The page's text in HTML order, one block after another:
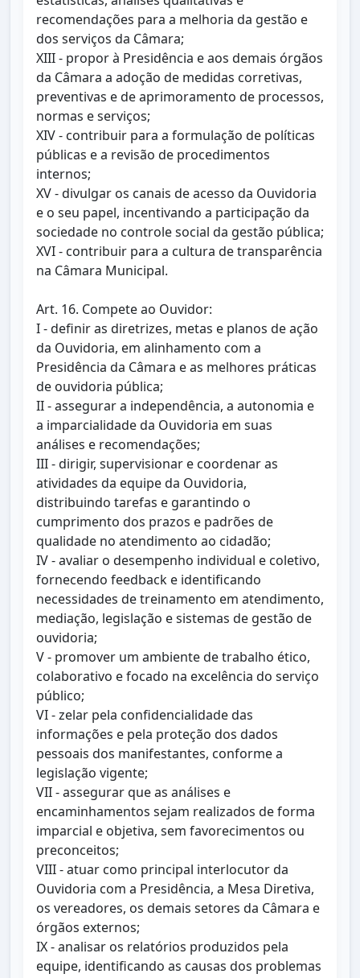
recomendações para a melhoria da gestão e
dos serviços da Câmara;
XIII - propor à Presidência e aos demais órgãos
da Câmara a adoção de medidas corretivas,
preventivas e de aprimoramento de processos,
normas e serviços;
XIV - contribuir para a formulação de políticas
públicas e a revisão de procedimentos
internos;
XV - divulgar os canais de acesso da Ouvidoria
e o seu papel, incentivando a participação da
sociedade no controle social da gestão pública;
XVI - contribuir para a cultura de transparência
na Câmara Municipal.
Art. 16. Compete ao Ouvidor:
I - definir as diretrizes, metas e planos de ação
da Ouvidoria, em alinhamento com a
Presidência da Câmara e as melhores práticas
de ouvidoria pública;
II - assegurar a independência, a autonomia e
a imparcialidade da Ouvidoria em suas
análises e recomendações;
III - dirigir, supervisionar e coordenar as
atividades da equipe da Ouvidoria,
distribuindo tarefas e garantindo o
cumprimento dos prazos e padrões de
qualidade no atendimento ao cidadão;
IV - avaliar o desempenho individual e coletivo,
fornecendo feedback e identificando
necessidades de treinamento em atendimento,
mediação, legislação e sistemas de gestão de
ouvidoria;
V - promover um ambiente de trabalho ético,
colaborativo e focado na excelência do serviço
público;
VI - zelar pela confidencialidade das
informações e pela proteção dos dados
pessoais dos manifestantes, conforme a
legislação vigente;
VII - assegurar que as análises e
encaminhamentos sejam realizados de forma
imparcial e objetiva, sem favorecimentos ou
preconceitos;
VIII - atuar como principal interlocutor da
Ouvidoria com a Presidência, a Mesa Diretiva,
os vereadores, os demais setores da Câmara e
órgãos externos;
IX - analisar os relatórios produzidos pela
equipe, identificando as causas dos problemas